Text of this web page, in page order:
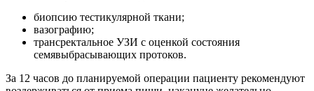
биопсию тестикулярной ткани;
вазографию;
трансректальное УЗИ с оценкой состояния
семявыбрасывающих протоков.
За 12 часов до планируемой операции пациенту рекомендуют